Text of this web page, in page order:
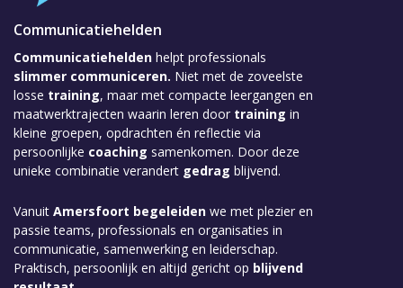
Communicatiehelden
Communicatiehelden helpt professionals
slimmer communiceren. Niet met de zoveelste
losse training, maar met compacte leergangen en
maatwerktrajecten waarin leren door training in
kleine groepen, opdrachten én reflectie via
persoonlijke coaching samenkomen. Door deze
unieke combinatie verandert gedrag blijvend.
Vanuit Amersfoort begeleiden we met plezier en
passie teams, professionals en organisaties in
communicatie, samenwerking en leiderschap.
Praktisch, persoonlijk en altijd gericht op blijvend